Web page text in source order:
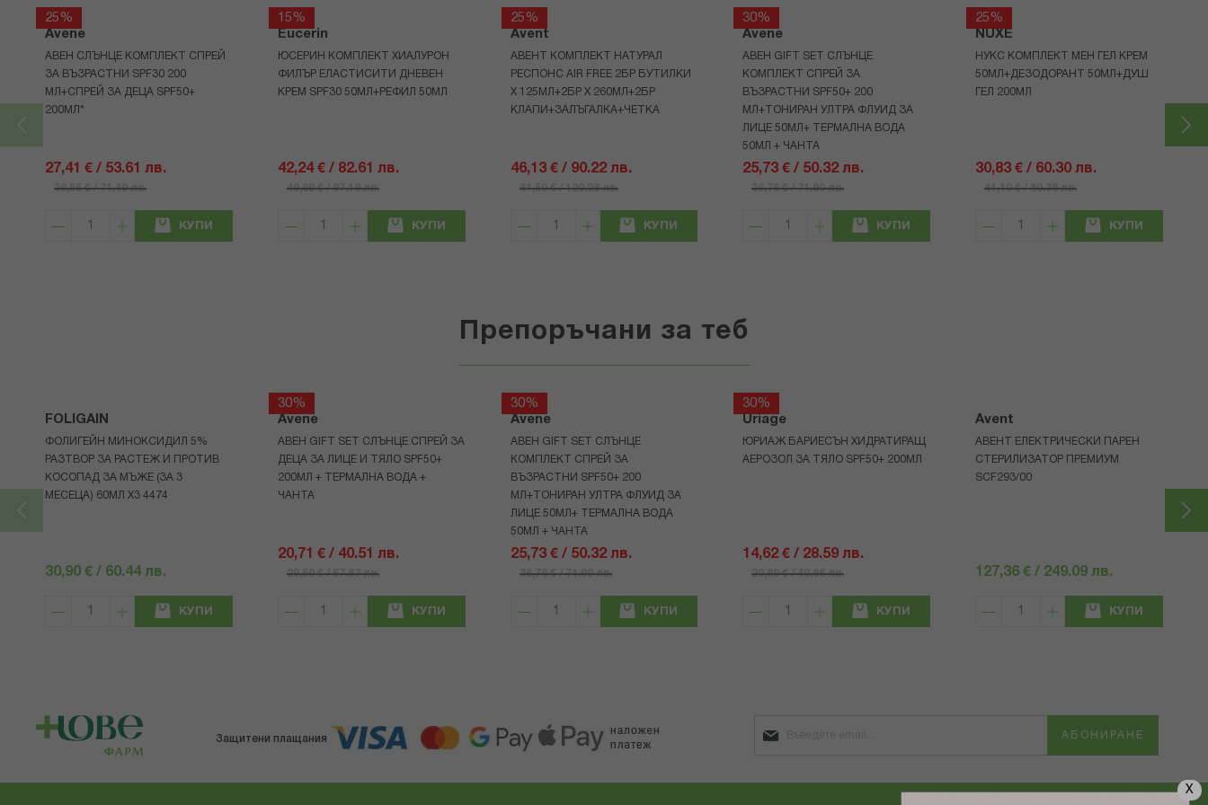
X
25%
Avene
АВЕН СЛЪНЦЕ КОМПЛЕКТ СПРЕЙ
ЗА ВЪЗРАСТНИ SPF30 200
МЛ+СПРЕЙ ЗА ДЕЦА SPF50+
200МЛ*
27,41 € / 53.61 лв.
36,55 € / 71.49 лв.
КУПИ
15%
Eucerin
ЮСЕРИН КОМПЛЕКТ ХИАЛУРОН
ФИЛЪР ЕЛАСТИСИТИ ДНЕВЕН
КРЕМ SPF30 50МЛ+РЕФИЛ 50МЛ
42,24 € / 82.61 лв.
49,69 € / 97.19 лв.
КУПИ
25%
Avent
АВЕНТ КОМПЛЕКТ НАТУРАЛ
РЕСПОНС AIR FREE 2БР БУТИЛКИ
Х 125МЛ+2БР Х 260МЛ+2БР
КЛАПИ+ЗАЛЪГАЛКА+ЧЕТКА
46,13 € / 90.22 лв.
61,50 € / 120.28 лв.
КУПИ
30%
Avene
АВЕН GIFT SET СЛЪНЦЕ
КОМПЛЕКТ СПРЕЙ ЗА
ВЪЗРАСТНИ SPF50+ 200
МЛ+ТОНИРАН УЛТРА ФЛУИД ЗА
ЛИЦЕ 50МЛ+ ТЕРМАЛНА ВОДА
50МЛ + ЧАНТА
25,73 € / 50.32 лв.
36,76 € / 71.90 лв.
КУПИ
25%
NUXE
НУКС КОМПЛЕКТ МЕН ГЕЛ КРЕМ
50МЛ+ДЕЗОДОРАНТ 50МЛ+ДУШ
ГЕЛ 200МЛ
30,83 € / 60.30 лв.
41,10 € / 80.38 лв.
КУПИ
Препоръчани за теб
FOLIGAIN
ФОЛИГЕЙН МИНОКСИДИЛ 5%
РАЗТВОР ЗА РАСТЕЖ И ПРОТИВ
КОСОПАД ЗА МЪЖЕ (ЗА 3
МЕСЕЦА) 60МЛ X3 4474
30,90 € / 60.44 лв.
КУПИ
30%
Avene
АВЕН GIFT SET СЛЪНЦЕ СПРЕЙ ЗА
ДЕЦА ЗА ЛИЦЕ И ТЯЛО SPF50+
200МЛ + ТЕРМАЛНА ВОДА +
ЧАНТА
20,71 € / 40.51 лв.
29,59 € / 57.87 лв.
КУПИ
30%
Avene
АВЕН GIFT SET СЛЪНЦЕ
КОМПЛЕКТ СПРЕЙ ЗА
ВЪЗРАСТНИ SPF50+ 200
МЛ+ТОНИРАН УЛТРА ФЛУИД ЗА
ЛИЦЕ 50МЛ+ ТЕРМАЛНА ВОДА
50МЛ + ЧАНТА
25,73 € / 50.32 лв.
36,76 € / 71.90 лв.
КУПИ
30%
Uriage
ЮРИАЖ БАРИЕСЪН ХИДРАТИРАЩ
АЕРОЗОЛ ЗА ТЯЛО SPF50+ 200МЛ
14,62 € / 28.59 лв.
20,89 € / 40.86 лв.
КУПИ
Avent
АВЕНТ ЕЛЕКТРИЧЕСКИ ПАРЕН
СТЕРИЛИЗАТОР ПРЕМИУМ
SCF293/00
127,36 € / 249.09 лв.
КУПИ
Защитени плащания АБОНИРАНЕ